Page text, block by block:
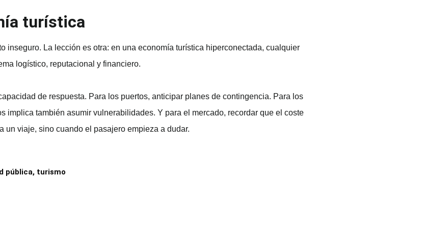
turística
inseguro. La lección es otra: en una economía turística hiperconectada, cualquier
logístico, reputacional y financiero.
de respuesta. Para los puertos, anticipar planes de contingencia. Para los
implica también asumir vulnerabilidades. Y para el mercado, recordar que el coste
viaje, sino cuando el pasajero empieza a dudar.
pública, turismo